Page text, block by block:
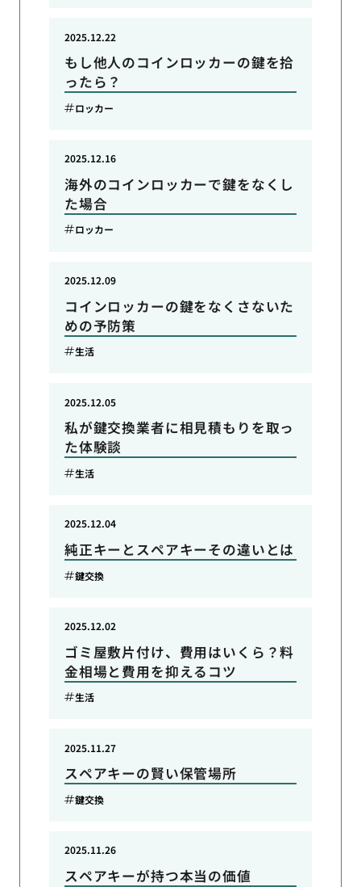
もし他人のコインロッカーの鍵を拾
ったら？
2025.12.22
ロッカー
海外のコインロッカーで鍵をなくし
た場合
2025.12.16
ロッカー
コインロッカーの鍵をなくさないた
めの予防策
2025.12.09
生活
私が鍵交換業者に相見積もりを取っ
た体験談
2025.12.05
生活
純正キーとスペアキーその違いとは
2025.12.04
鍵交換
ゴミ屋敷片付け、費用はいくら？料
金相場と費用を抑えるコツ
2025.12.02
生活
スペアキーの賢い保管場所
2025.11.27
鍵交換
スペアキーが持つ本当の価値
2025.11.26